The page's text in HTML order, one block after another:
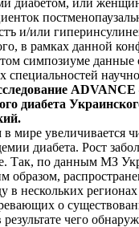
и/или
в рамках данной
симпозиуме данные
специальностей
диабета
мире увеличивается
диабета. Рост
Так, по данным МЗ
образом,
в нескольких
о
результате чего